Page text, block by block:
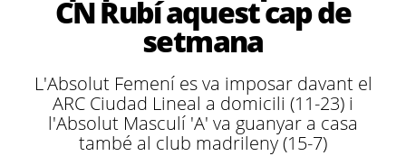
CN Rubí aquest cap de
setmana
L'Absolut Femení es va imposar davant el
ARC Ciudad Lineal a domicili (11-23) i
l'Absolut Masculí 'A' va guanyar a casa
també al club madrileny (15-7)